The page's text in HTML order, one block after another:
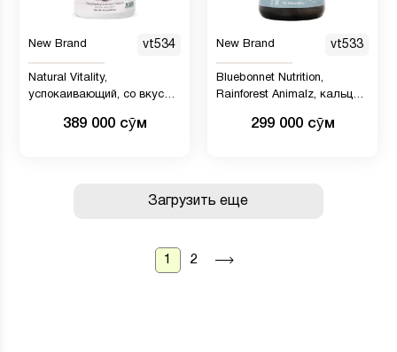
New Brand vt534
Natural Vitality,
успокаивающий, со вкусом
16 унций, 453 г
389 000 сӯм
New Brand vt533
Bluebonnet Nutrition,
Rainforest Animalz, кальций,
натуральным
форме животных
299 000 сӯм
Загрузить еще
1 2